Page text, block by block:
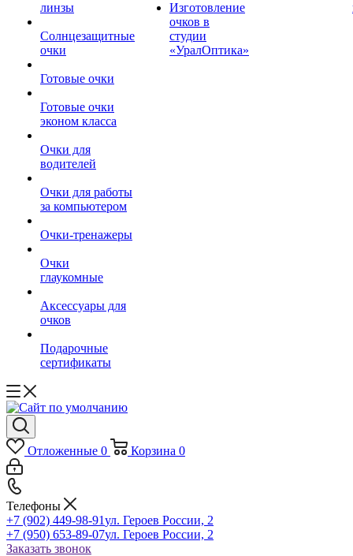
линзы
Солнцезащитные
очки
Готовые очки
Готовые очки
эконом класса
Очки для
водителей
Очки для работы
за компьютером
Очки-тренажеры
Очки
глаукомные
Аксессуары для
очков
Подарочные
сертификаты
Изготовление
очков в
студии
«УралОптика»
Отложенные 0 Корзина 0
Телефоны
+7 (902) 449-98-91ул. Героев России, 2
+7 (950) 653-89-07ул. Героев России, 2
Заказать звонок